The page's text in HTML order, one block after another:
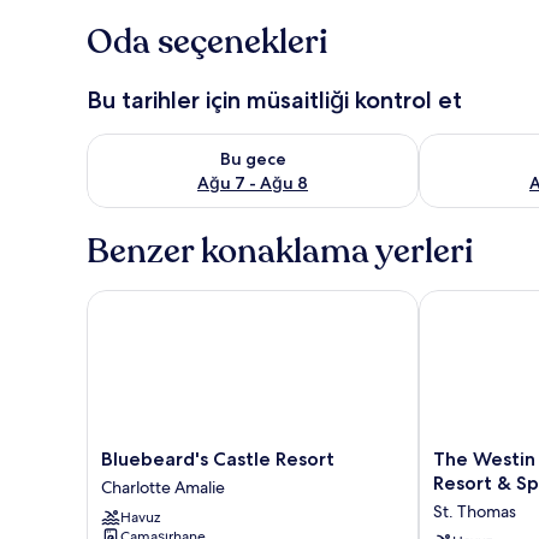
Oda seçenekleri
Bu tarihler için müsaitliği kontrol et
Bu gece
Ağu 7 - Ağu 8
Bu gece için müsaitliği kontrol et Ağu 7 - Ağu 8
Yarın için
Benzer konaklama yerleri
Bluebeard's
Castle
Resort
Charlotte
Bluebeard's Castle Resort
Charlotte Amalie
Havuz
Bluebeard's Castle Resort
The
Westin
Thomas
The Westin
Resort &
St. Thomas
The Westin